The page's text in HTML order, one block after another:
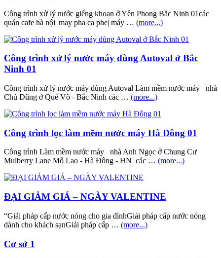
Công trình xử lý nước giếng khoan ở Yên Phong Bắc Ninh 01các
quán cafe hà nội| may pha ca phe| máy … (more...)
Công trình xử lý nước máy dùng Autoval ở Bắc
Ninh 01
Công trình xử lý nước máy dùng Autoval Làm mềm nước máy nhà
Chú Dũng ở Quế Võ - Bắc Ninh các … (more...)
Công trình lọc làm mềm nước máy Hà Đông 01
Công trình Làm mềm nước máy nhà Anh Ngọc ở Chung Cư
Mulberry Lane Mỗ Lao - Hà Đông - HN các … (more...)
ĐẠI GIẢM GIÁ – NGÀY VALENTINE
“Giải pháp cấp nước nóng cho gia đìnhGiải pháp cấp nước nóng
dành cho khách sạnGiải pháp cấp … (more...)
Cơ sở 1